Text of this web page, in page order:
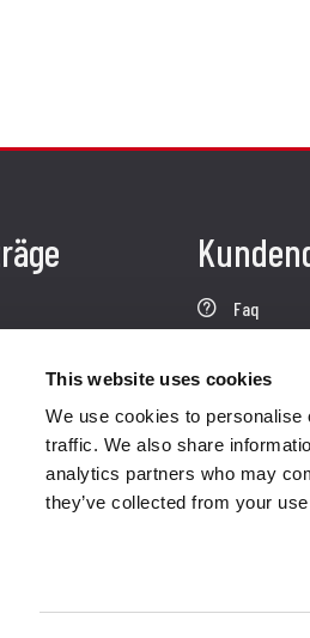
This website uses cookies
We use cookies to
traffic. We also share
analytics partners who may
they’ve collected from your
Datenverarbeitung
Faq
Kontakte